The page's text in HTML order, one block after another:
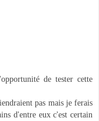
de tester cette
pas mais je ferais
d'entre eux c'est certain